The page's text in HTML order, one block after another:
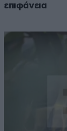
επιφάνεια